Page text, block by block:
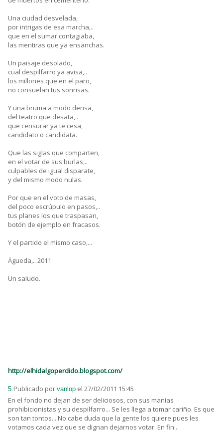
Una ciudad desvelada,
por intrigas de esa marcha,..
que en el sumar contagiaba,
las mentiras que ya ensanchas.
Un paisaje desolado,
cual despilfarro ya avisa,..
los millones que en el paro,
no consuelan tus sonrisas.
Y una bruma a modo densa,
del teatro que desata,..
que censurar ya te cesa,
candidato o candidata.
Que las siglas que comparten,
en el votar de sus burlas,..
culpables de igual disparate,
y del mismo modo nulas.
Por que en el voto de masas,
del poco escrúpulo en pasos,..
tus planes los que traspasan,
botón de ejemplo en fracasos.
Y el partido el mismo caso,...
Águeda,.. 2011
Un saludo.
http://elhidalgoperdido.blogspot.com/
5.Publicado por vanlop el 27/02/2011 15:45
En el fondo no dejan de ser deliciosos, con sus manías
prohibicionistas y su despilfarro... Se les llega a tomar cariño. Es que
son tan tontos... No cabe duda que la gente los quiere pues les
votamos cada vez que se dignan dejarnos votar. En fin...